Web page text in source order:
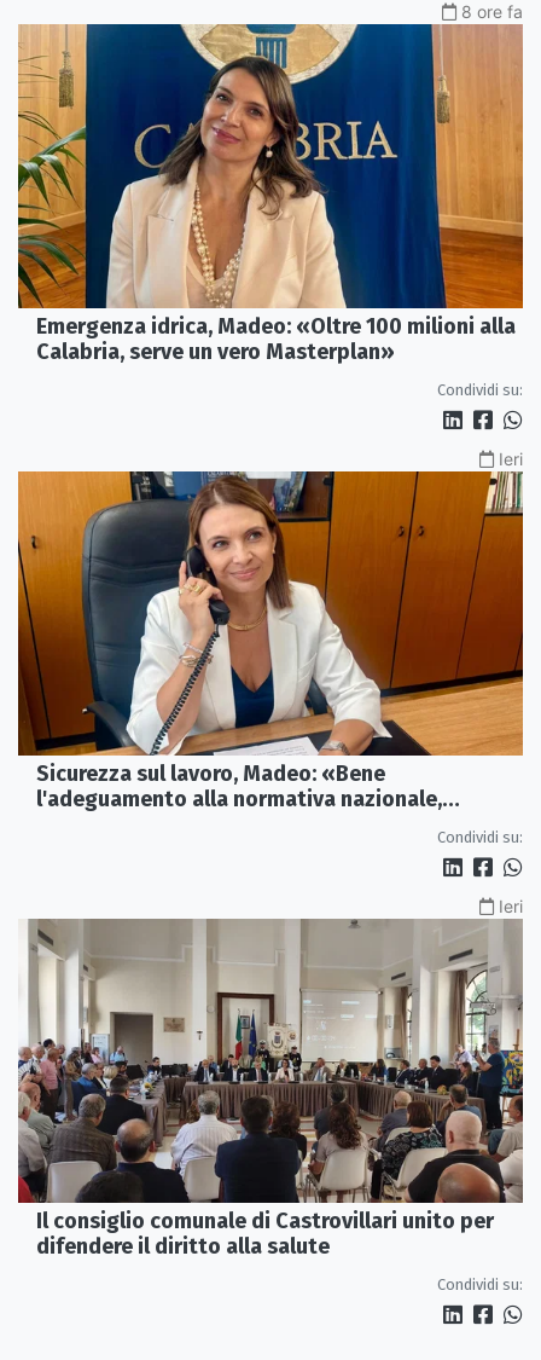
8 ore fa
Emergenza idrica, Madeo: «Oltre 100 milioni alla
Calabria, serve un vero Masterplan»
Condividi su:
Ieri
Sicurezza sul lavoro, Madeo: «Bene
l'adeguamento alla normativa nazionale,
Condividi su:
Ieri
Il consiglio comunale di Castrovillari unito per
difendere il diritto alla salute
Condividi su: